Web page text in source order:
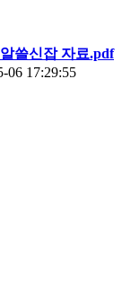
쓸신잡 자료.pdf
06 17:29:55